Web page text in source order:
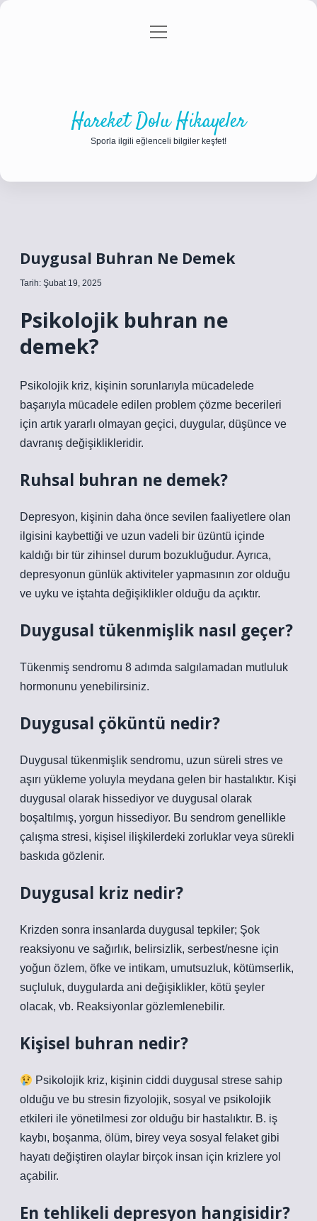
Gizlilik Politikası
menüyü
Hareket Dolu Hikayeler
Sporla ilgili eğlenceli bilgiler keşfet!
Duygusal Buhran Ne Demek
Tarih: Şubat 19, 2025
Psikolojik buhran ne
demek?
Psikolojik kriz, kişinin sorunlarıyla mücadelede
başarıyla mücadele edilen problem çözme becerileri
için artık yararlı olmayan geçici, duygular, düşünce ve
davranış değişiklikleridir.
Ruhsal buhran ne demek?
Depresyon, kişinin daha önce sevilen faaliyetlere olan
ilgisini kaybettiği ve uzun vadeli bir üzüntü içinde
kaldığı bir tür zihinsel durum bozukluğudur. Ayrıca,
depresyonun günlük aktiviteler yapmasının zor olduğu
ve uyku ve iştahta değişiklikler olduğu da açıktır.
Duygusal tükenmişlik nasıl geçer?
Tükenmiş sendromu 8 adımda salgılamadan mutluluk
hormonunu yenebilirsiniz.
Duygusal çöküntü nedir?
Duygusal tükenmişlik sendromu, uzun süreli stres ve
aşırı yükleme yoluyla meydana gelen bir hastalıktır. Kişi
duygusal olarak hissediyor ve duygusal olarak
boşaltılmış, yorgun hissediyor. Bu sendrom genellikle
çalışma stresi, kişisel ilişkilerdeki zorluklar veya sürekli
baskıda gözlenir.
Duygusal kriz nedir?
Krizden sonra insanlarda duygusal tepkiler; Şok
reaksiyonu ve sağırlık, belirsizlik, serbest/nesne için
yoğun özlem, öfke ve intikam, umutsuzluk, kötümserlik,
suçluluk, duygularda ani değişiklikler, kötü şeyler
olacak, vb. Reaksiyonlar gözlemlenebilir.
Kişisel buhran nedir?
Psikolojik kriz, kişinin ciddi duygusal strese sahip
olduğu ve bu stresin fizyolojik, sosyal ve psikolojik
etkileri ile yönetilmesi zor olduğu bir hastalıktır. B. iş
kaybı, boşanma, ölüm, birey veya sosyal felaket gibi
hayatı değiştiren olaylar birçok insan için krizlere yol
açabilir.
En tehlikeli depresyon hangisidir?